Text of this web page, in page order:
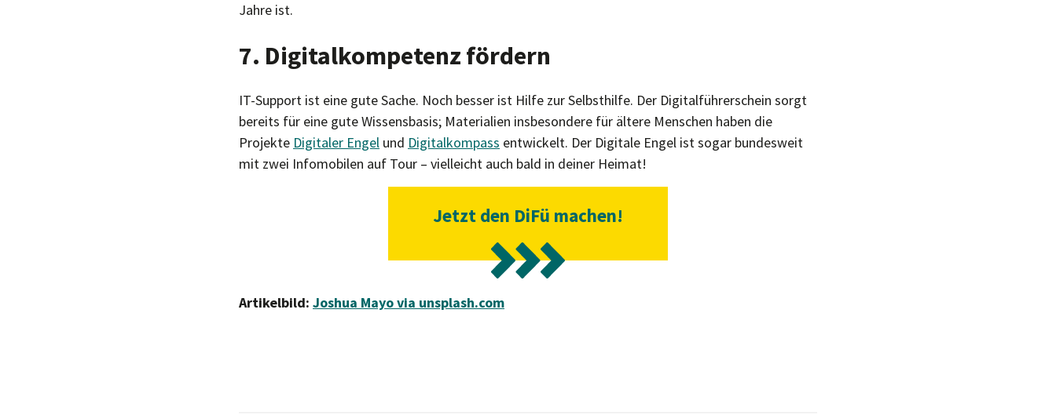
Jahre ist.
7. Digitalkompetenz fördern
IT-Support ist eine gute Sache. Noch besser ist Hilfe zur Selbsthilfe. Der Digitalführerschein sorgt
bereits für eine gute Wissensbasis; Materialien insbesondere für ältere Menschen haben die
Projekte Digitaler Engel und Digitalkompass entwickelt. Der Digitale Engel ist sogar bundesweit
mit zwei Infomobilen auf Tour – vielleicht auch bald in deiner Heimat!
Jetzt den DiFü machen!
Artikelbild: Joshua Mayo via unsplash.com